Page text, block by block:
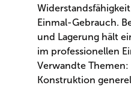
Einmal-Gebrauch.
und Lagerung hält
im professionellen
Verwandte
Konstruktion